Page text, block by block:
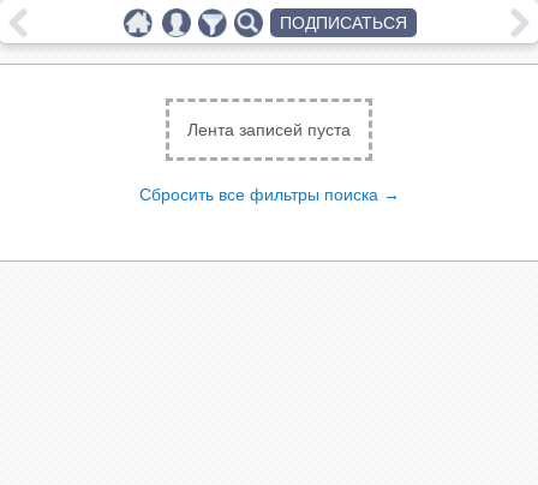
Лента записей пуста
Сбросить все фильтры поиска →
ПОДПИСАТЬСЯ